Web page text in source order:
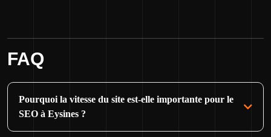
FAQ
Pourquoi la vitesse du site est-elle importante pour le
SEO à Eysines ?